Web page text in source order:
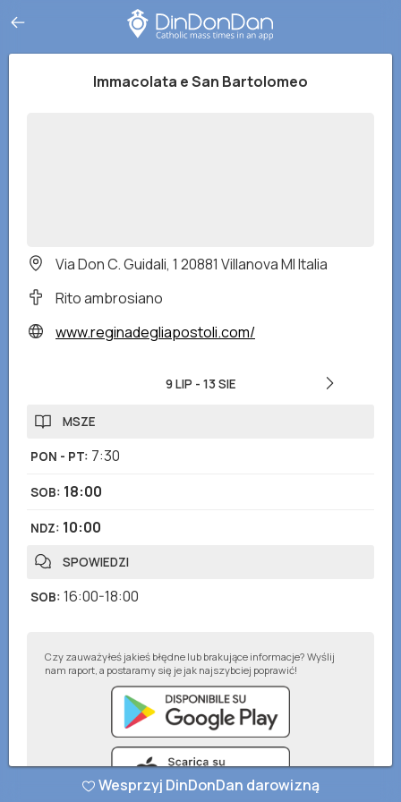
Immacolata e San Bartolomeo
Via Don C. Guidali, 1 20881 Villanova MI Italia
Rito ambrosiano
www.reginadegliapostoli.com/
9 LIP - 13 SIE
MSZE
PON - PT: 7:30
SOB: 18:00
NDZ: 10:00
SPOWIEDZI
SOB: 16:00-18:00
Czy zauważyłeś jakieś błędne lub brakujące informacje? Wyślij
nam raport, a postaramy się je jak najszybciej poprawić!
Wesprzyj DinDonDan darowizną